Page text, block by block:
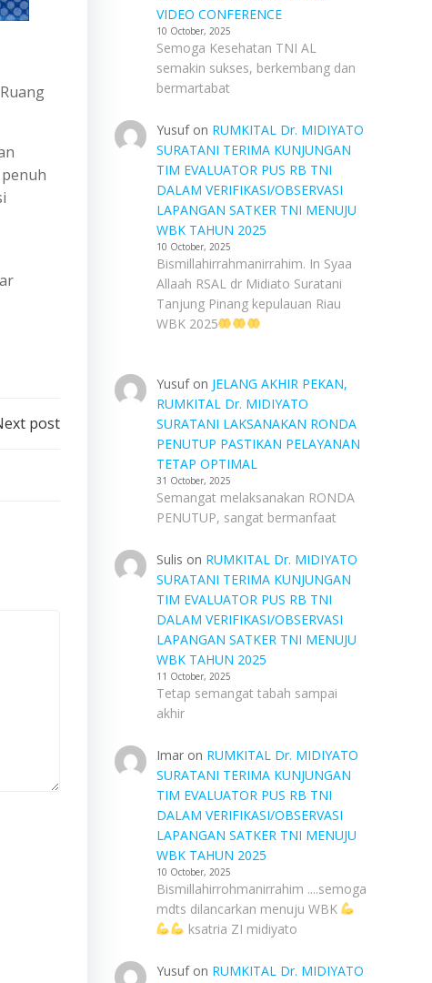
post
VIDEO CONFERENCE
10 October, 2025
Semoga Kesehatan TNI AL
semakin sukses, berkembang dan
bermartabat
Yusufon RUMKITAL Dr. MIDIYATO
SURATANI TERIMA KUNJUNGAN
TIM EVALUATOR PUS RB TNI
DALAM VERIFIKASI/OBSERVASI
LAPANGAN SATKER TNI MENUJU
WBK TAHUN 2025
10 October, 2025
Bismillahirrahmanirrahim. In Syaa
Allaah RSAL dr Midiato Suratani
Tanjung Pinang kepulauan Riau
WBK 2025
Yusufon JELANG AKHIR PEKAN,
RUMKITAL Dr. MIDIYATO
SURATANI LAKSANAKAN RONDA
PENUTUP PASTIKAN PELAYANAN
TETAP OPTIMAL
31 October, 2025
Semangat melaksanakan RONDA
PENUTUP, sangat bermanfaat
Sulis on RUMKITAL Dr. MIDIYATO
SURATANI TERIMA KUNJUNGAN
TIM EVALUATOR PUS RB TNI
DALAM VERIFIKASI/OBSERVASI
LAPANGAN SATKER TNI MENUJU
WBK TAHUN 2025
11 October, 2025
Tetap semangat tabah sampai
akhir
Imaron RUMKITAL Dr. MIDIYATO
SURATANI TERIMA KUNJUNGAN
TIM EVALUATOR PUS RB TNI
DALAM VERIFIKASI/OBSERVASI
LAPANGAN SATKER TNI MENUJU
WBK TAHUN 2025
10 October, 2025
Bismillahirrohmanirrahim ....semoga
mdts dilancarkan menuju WBK
ksatria ZI midiyato
Yusufon RUMKITAL Dr. MIDIYATO